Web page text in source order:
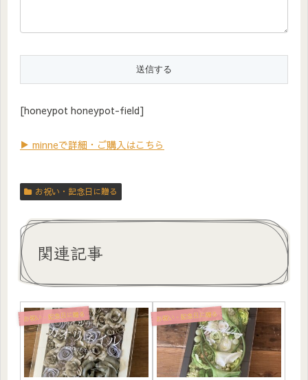
[honeypot honeypot-field]
▶ minneで詳細・ご購入はこちら
お祝い・記念日に贈る
関連記事
お祝い・記念日に贈る お祝い・記念日に贈る